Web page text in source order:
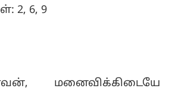
2, 6, 9
மனைவிக்கிடையே